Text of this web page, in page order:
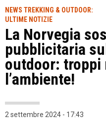
NEWS TREKKING & OUTDOOR:
ULTIME NOTIZIE
La Norvegia
pubblicitaria
outdoor: troppi
l’ambiente!
2 settembre 2024 - 17:43